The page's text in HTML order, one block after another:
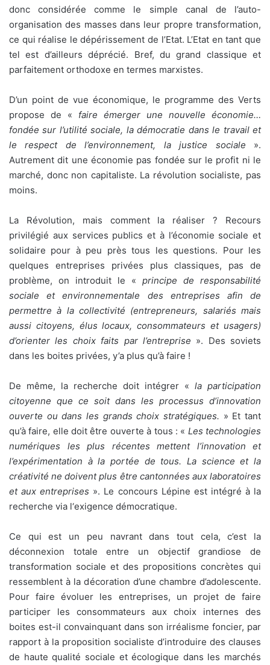
donc considérée comme le simple canal de l’auto-
organisation des masses dans leur propre transformation,
ce qui réalise le dépérissement de l’Etat. L’Etat en tant que
tel est d’ailleurs déprécié. Bref, du grand classique et
parfaitement orthodoxe en termes marxistes.
D’un point de vue économique, le programme des Verts
propose de « faire émerger une nouvelle économie…
fondée sur l’utilité sociale, la démocratie dans le travail et
le respect de l’environnement, la justice sociale ».
Autrement dit une économie pas fondée sur le profit ni le
marché, donc non capitaliste. La révolution socialiste, pas
moins.
La Révolution, mais comment la réaliser ? Recours
privilégié aux services publics et à l’économie sociale et
solidaire pour à peu près tous les questions. Pour les
quelques entreprises privées plus classiques, pas de
problème, on introduit le « principe de responsabilité
sociale et environnementale des entreprises afin de
permettre à la collectivité (entrepreneurs, salariés mais
aussi citoyens, élus locaux, consommateurs et usagers)
d’orienter les choix faits par l’entreprise ». Des soviets
dans les boites privées, y’a plus qu’à faire !
De même, la recherche doit intégrer « la participation
citoyenne que ce soit dans les processus d’innovation
ouverte ou dans les grands choix stratégiques. » Et tant
qu’à faire, elle doit être ouverte à tous : « Les technologies
numériques les plus récentes mettent l’innovation et
l’expérimentation à la portée de tous. La science et la
créativité ne doivent plus être cantonnées aux laboratoires
et aux entreprises ». Le concours Lépine est intégré à la
recherche via l‘exigence démocratique.
Ce qui est un peu navrant dans tout cela, c’est la
déconnexion totale entre un objectif grandiose de
transformation sociale et des propositions concrètes qui
ressemblent à la décoration d’une chambre d’adolescente.
Pour faire évoluer les entreprises, un projet de faire
participer les consommateurs aux choix internes des
boites est-il convainquant dans son irréalisme foncier, par
rapport à la proposition socialiste d’introduire des clauses
de haute qualité sociale et écologique dans les marchés